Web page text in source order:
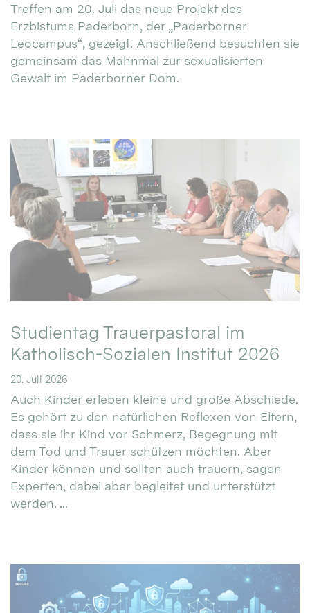
Treffen am 20. Juli das neue Projekt des
Erzbistums Paderborn, der „Paderborner
Leocampus“, gezeigt. Anschließend besuchten sie
gemeinsam das Mahnmal zur sexualisierten
Gewalt im Paderborner Dom.
Studientag Trauerpastoral im
Katholisch-Sozialen Institut 2026
20. Juli 2026
Auch Kinder erleben kleine und große Abschiede.
Es gehört zu den natürlichen Reflexen von Eltern,
dass sie ihr Kind vor Schmerz, Begegnung mit
dem Tod und Trauer schützen möchten. Aber
Kinder können und sollten auch trauern, sagen
Experten, dabei aber begleitet und unterstützt
werden. ...